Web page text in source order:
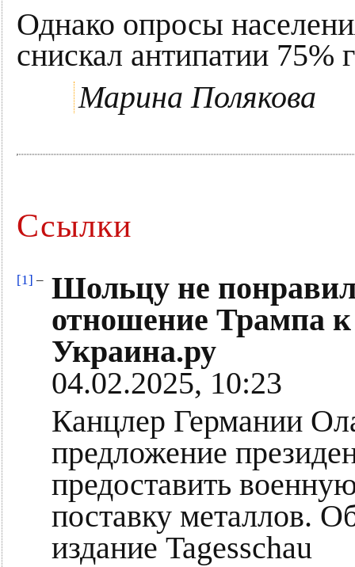
Однако опросы
снискал антипатии 75%
Марина Полякова
Ссылки
[1] – Шольцу не
отношение Трампа
Украина.ру
04.02.2025, 10:23
Канцлер Германии
предложение
предоставить
поставку металлов.
издание Tagesschau